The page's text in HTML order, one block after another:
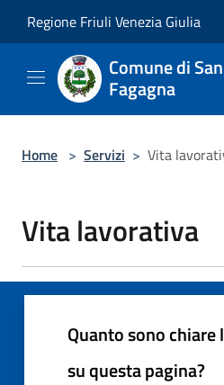
Regione Friuli Venezia Giulia
Comune di
Fagagna
Home > Servizi > Vita
Vita lavorativa
Quanto sono
su questa pagina?